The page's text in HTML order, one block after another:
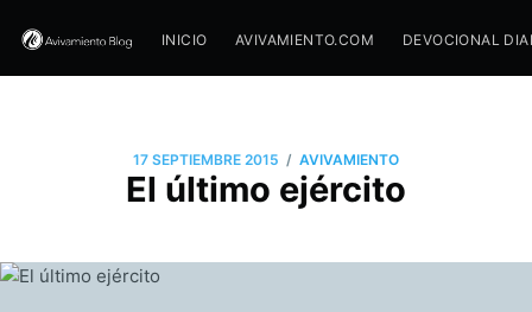
INICIO AVIVAMIENTO.COM DEVOCIONAL
17 SEPTIEMBRE 2015 / AVIVAMIENTO
El último ejército